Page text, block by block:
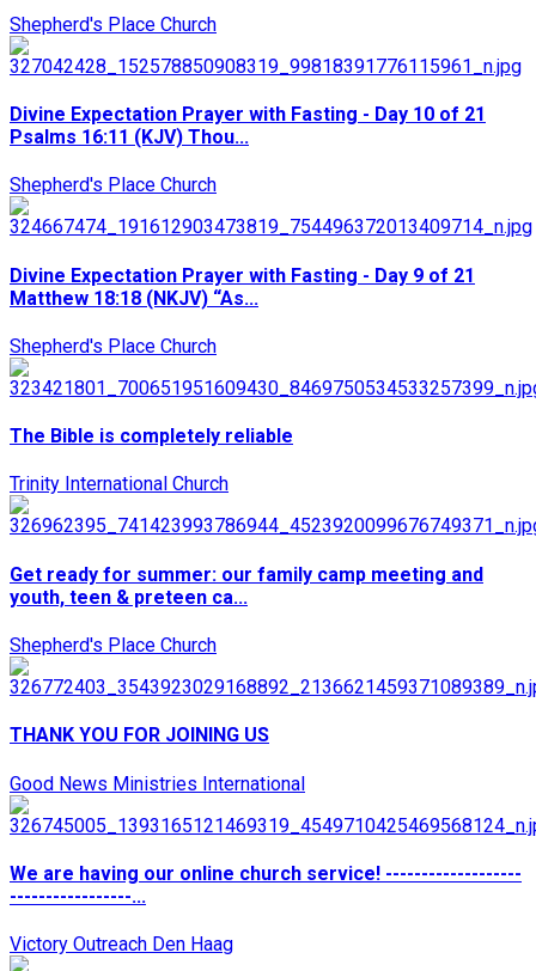
Shepherd's Place Church
Divine Expectation Prayer with Fasting - Day 10 of 21
Psalms 16:11 (KJV) Thou...
Shepherd's Place Church
Divine Expectation Prayer with Fasting - Day 9 of 21
Matthew 18:18 (NKJV) “As...
Shepherd's Place Church
The Bible is completely reliable
Trinity International Church
Get ready for summer: our family camp meeting and
youth, teen & preteen ca...
Shepherd's Place Church
THANK YOU FOR JOINING US
Good News Ministries International
We are having our online church service! -------------------
-----------------...
Victory Outreach Den Haag